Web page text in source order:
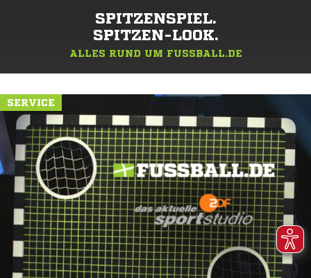
SPITZENSPIEL.
SPITZEN-LOOK.
ALLES RUND UM FUSSBALL.DE
SERVICE